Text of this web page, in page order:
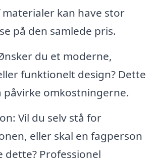
materialer kan have stor
på den samlede pris.
du et moderne,
funktionelt design? Dette
påvirke omkostningerne.
Vil du selv stå for
eller skal en fagperson
dette? Professionel